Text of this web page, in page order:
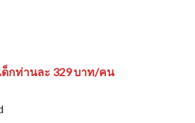
ด็กท่านละ 329 บาท/คน